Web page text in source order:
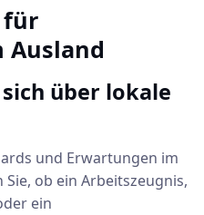
für
Ausland
über lokale
und Erwartungen im
ob ein Arbeitszeugnis,
ein